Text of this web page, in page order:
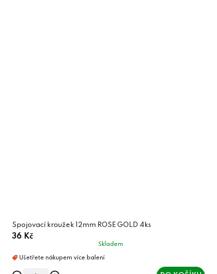
Spojovací kroužek 12mm ROSE GOLD 4ks
36 Kč
Skladem